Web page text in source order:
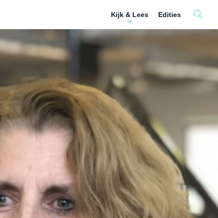
Kijk & Lees Edities